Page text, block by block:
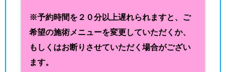
※予約時間を２０分以上遅れられますと、ご
希望の施術メニューを変更していただくか、
もしくはお断りさせていただく場合がござい
ます。